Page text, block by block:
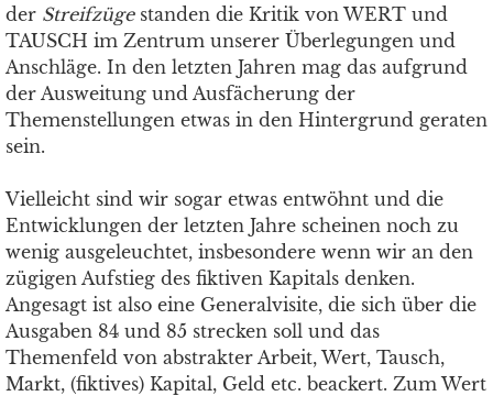
der Streifzügestanden die Kritik von WERT und
TAUSCH im Zentrum unserer Überlegungen und
Anschläge. In den letzten Jahren mag das aufgrund
der Ausweitung und Ausfächerung der
Themenstellungen etwas in den Hintergrund geraten
sein.
Vielleicht sind wir sogar etwas entwöhnt und die
Entwicklungen der letzten Jahre scheinen noch zu
wenig ausgeleuchtet, insbesondere wenn wir an den
zügigen Aufstieg des fiktiven Kapitals denken.
Angesagt ist also eine Generalvisite, die sich über die
Ausgaben 84 und 85 strecken soll und das
Themenfeld von abstrakter Arbeit, Wert, Tausch,
Markt, (fiktives) Kapital, Geld etc. beackert. Zum Wert